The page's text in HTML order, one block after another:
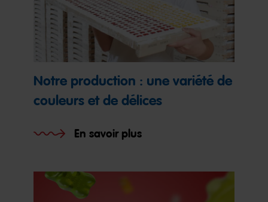
Notre production : une variété de
couleurs et de délices
En savoir plus